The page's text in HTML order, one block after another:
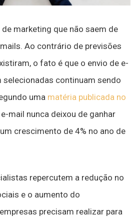
marketing que não saem de
Ao contrário de previsões
o fato é que o envio de e-
selecionadas continuam sendo
uma matéria publicada no
e-mail nunca deixou de ganhar
crescimento de 4% no ano de
repercutem a redução no
e o aumento do
precisam realizar para